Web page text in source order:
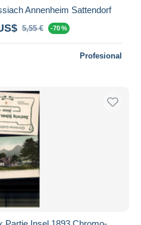
Annenheim Sattendorf
5,55 € -70 %
Profesional